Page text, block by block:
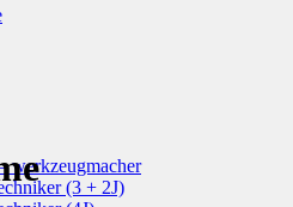
werkzeugmacher
(3 + 2J)